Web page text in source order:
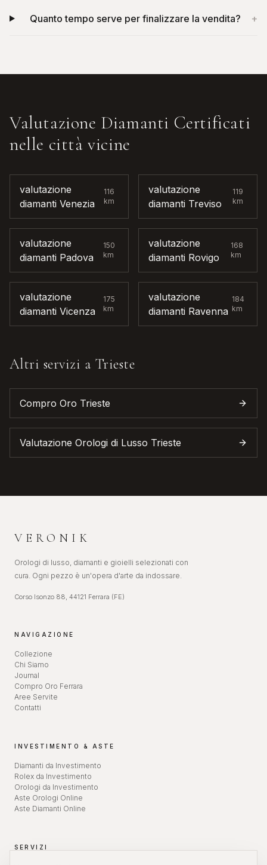
Quanto tempo serve per finalizzare la vendita? +
Valutazione Diamanti Certificati
nelle città vicine
valutazione
diamanti Venezia
116
km
valutazione
diamanti Treviso
119
km
valutazione
diamanti Padova
150
km
valutazione
diamanti Rovigo
168
km
valutazione
diamanti Vicenza
175
km
valutazione
diamanti Ravenna
184
km
Altri servizi a Trieste
Compro Oro Trieste
Valutazione Orologi di Lusso Trieste
VERONIK
Orologi di lusso, diamanti e gioielli selezionati con
cura. Ogni pezzo è un'opera d'arte da indossare.
Corso Isonzo 88, 44121 Ferrara (FE)
NAVIGAZIONE
Collezione
Chi Siamo
Journal
Compro Oro Ferrara
Aree Servite
Contatti
INVESTIMENTO & ASTE
Diamanti da Investimento
Rolex da Investimento
Orologi da Investimento
Aste Orologi Online
Aste Diamanti Online
SERVIZI